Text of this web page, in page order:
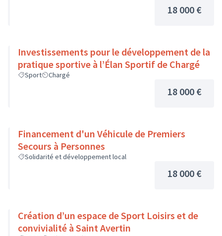
18 000 €
Investissements pour le développement de la
pratique sportive à l’Élan Sportif de Chargé
Sport Chargé
18 000 €
Financement d'un Véhicule de Premiers
Secours à Personnes
Solidarité et développement local
18 000 €
Création d’un espace de Sport Loisirs et de
convivialité à Saint Avertin